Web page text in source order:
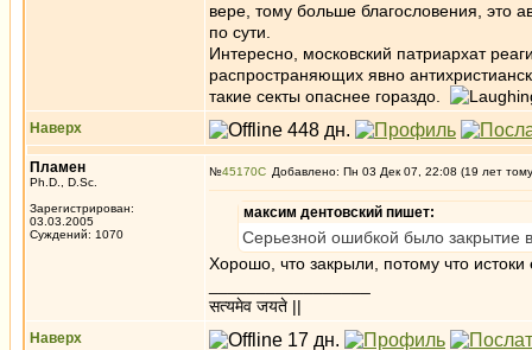
вере, тому больше благословения, это
по сути.
Интересно, московский патриархат
распространяющих явно
такие секты опаснее гораздо.
Наверх
Пламен
Ph.D., D.Sc.
Зарегистрирован:
03.03.2005
Суждений: 1070
№45170 Добавлено: Пн 03 Дек 07, 22:08 (19 лет
максим дентовский пишет:
Серьезной ошибкой было закрытие
Хорошо, что закрыли, потому что
सत्यमेव जयते ||
Наверх